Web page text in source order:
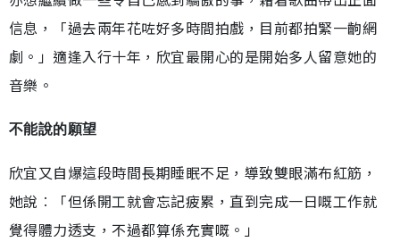
信息，「過去兩年花咗好多時間拍戲，目前都拍緊一齣網
劇。」適逢入行十年，欣宜最開心的是開始多人留意她的
音樂。
不能說的願望
欣宜又自爆這段時間長期睡眠不足，導致雙眼滿布紅筋，
她說︰「但係開工就會忘記疲累，直到完成一日嘅工作就
覺得體力透支，不過都算係充實嘅。」